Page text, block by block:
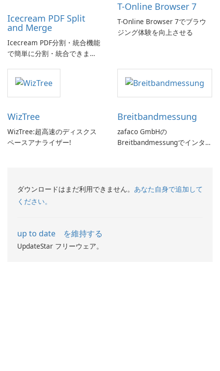
Icecream PDF Split
and Merge
Icecream PDF分割・統合機能
で簡単に分割・統合できま
T-Online Browser 7
T-Online Browser 7でブラウ
ジング体験を向上させる
WizTree
WizTree:超高速のディスクス
ペースアナライザー!
Breitbandmessung
zafaco GmbHの
Breitbandmessungでインター
ダウンロードはまだ利用できません。 あなた自身で追加して
ください。
up to date を維持する
UpdateStar フリーウェア。